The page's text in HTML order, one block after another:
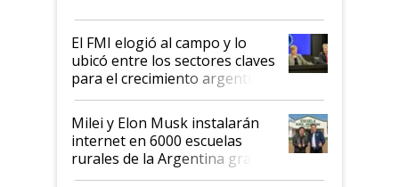
de Milei
El FMI elogió al campo y lo
ubicó entre los sectores claves
para el crecimiento argentino
Milei y Elon Musk instalarán
internet en 6000 escuelas
rurales de la Argentina gracias
a un acuerdo con Starlink